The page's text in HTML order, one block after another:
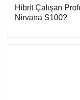
Hibrit Çalışan
Nirvana S100?